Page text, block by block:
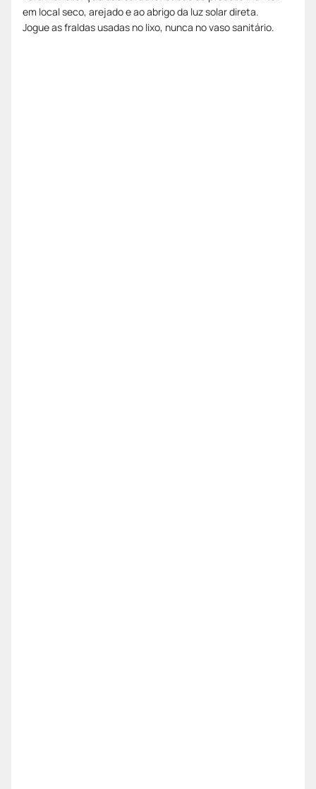
em local seco, arejado e ao abrigo da luz solar direta.
Jogue as fraldas usadas no lixo, nunca no vaso sanitário.